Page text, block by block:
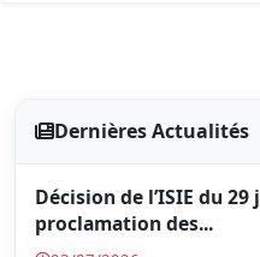
Dernières Actualités
Décision de l’ISIE du
proclamation des...